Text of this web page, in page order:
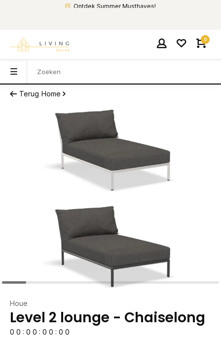
Ontdek Summer Musthaves!
0
Terug Home
Houe
Level 2 lounge - Chaiselong
0 0 : 0 0 : 0 0 : 0 0